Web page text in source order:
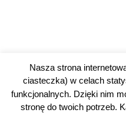
Nasza strona
ciasteczka) w celach
funkcjonalnych. Dzięki nim
stronę do twoich potrzeb.